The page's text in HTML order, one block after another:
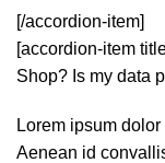
[/accordion-item]
[accordion-item
Shop? Is my data
Lorem ipsum
Aenean id